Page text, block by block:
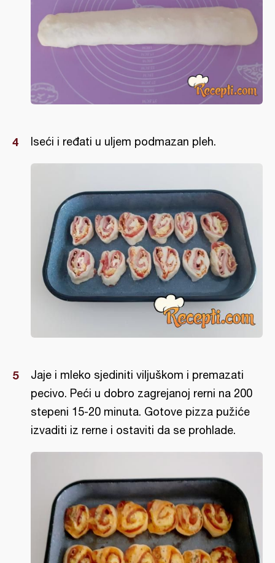
Iseći i ređati u uljem podmazan pleh.
Jaje i mleko sjediniti viljuškom i premazati
pecivo. Peći u dobro zagrejanoj rerni na 200
stepeni 15-20 minuta. Gotove pizza pužiće
izvaditi iz rerne i ostaviti da se prohlade.